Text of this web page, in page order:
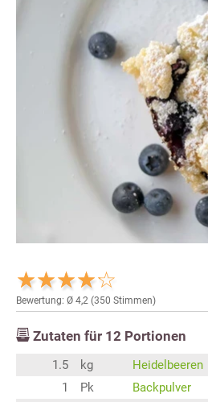
Bewertung: Ø 4,2 (350 Stimmen)
Zutaten für 12 Portionen
1.5 kg
Heidelbeeren
1
Pk
Backpulver